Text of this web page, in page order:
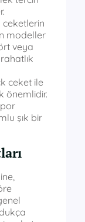
modeller
veya
ceket ile
önemlidir.
şık bir